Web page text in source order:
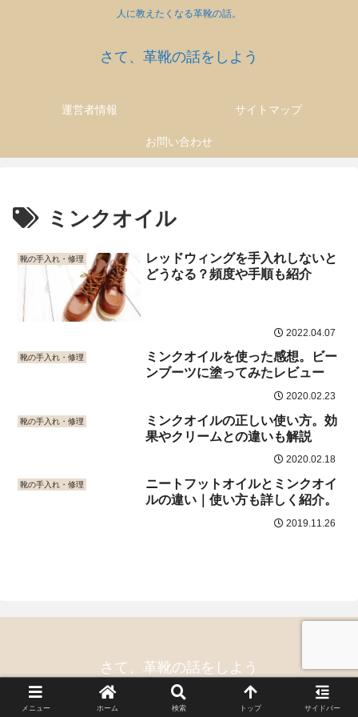
人に教えたくなる革靴の話。
さて、革靴の話をしよう
運営者情報 サイトマップ
お問い合わせ
ミンクオイル
靴の手入れ・修理
レッドウィングを手入れしないと
どうなる？頻度や手順も紹介
2022.04.07
靴の手入れ・修理
ミンクオイルを使った感想。ビー
ンブーツに塗ってみたレビュー
2020.02.23
靴の手入れ・修理
ミンクオイルの正しい使い方。効
果やクリームとの違いも解説
2020.02.18
靴の手入れ・修理
ニートフットオイルとミンクオイ
ルの違い｜使い方も詳しく紹介。
2019.11.26
さて、革靴の話をしよう
© 2019 さて、革靴の話をしよう.
メニュー ホーム 検索 トップ サイドバー